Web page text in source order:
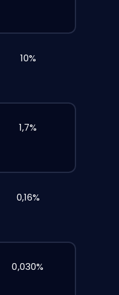
10%
1,7%
0,16%
0,030%